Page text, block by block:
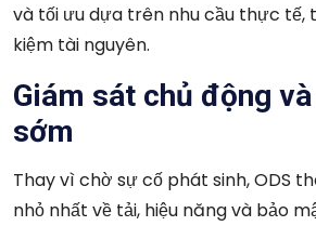
và tối ưu dựa trên nhu cầu thực
kiệm tài nguyên.
Giám sát chủ động
sớm
Thay vì chờ sự cố phát sinh, ODS
nhỏ nhất về tải, hiệu năng và bảo